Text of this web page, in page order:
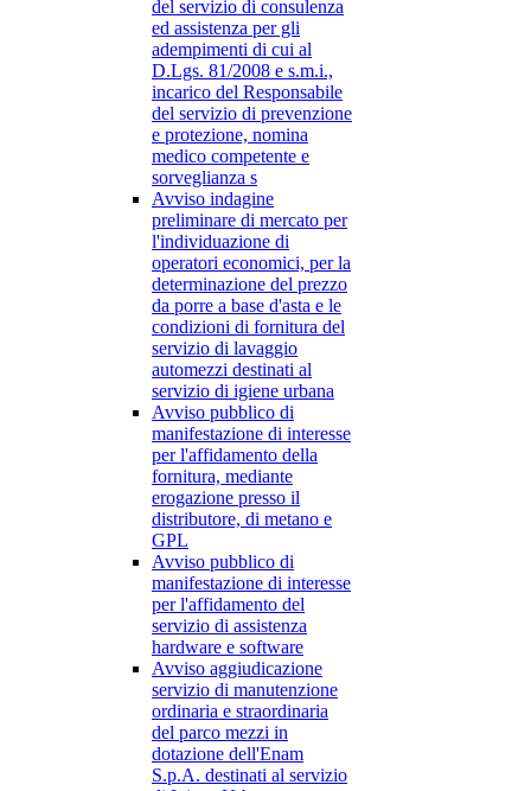
del servizio di consulenza
ed assistenza per gli
adempimenti di cui al
D.Lgs. 81/2008 e s.m.i.,
incarico del Responsabile
del servizio di prevenzione
e protezione, nomina
medico competente e
sorveglianza s
Avviso indagine
preliminare di mercato per
l'individuazione di
operatori economici, per la
determinazione del prezzo
da porre a base d'asta e le
condizioni di fornitura del
servizio di lavaggio
automezzi destinati al
servizio di igiene urbana
Avviso pubblico di
manifestazione di interesse
per l'affidamento della
fornitura, mediante
erogazione presso il
distributore, di metano e
GPL
Avviso pubblico di
manifestazione di interesse
per l'affidamento del
servizio di assistenza
hardware e software
Avviso aggiudicazione
servizio di manutenzione
ordinaria e straordinaria
del parco mezzi in
dotazione dell'Enam
S.p.A. destinati al servizio